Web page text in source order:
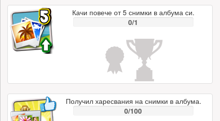
Качи повече от 5 снимки в албума си.
0/1
Получил харесвания на снимки в албума.
0/100